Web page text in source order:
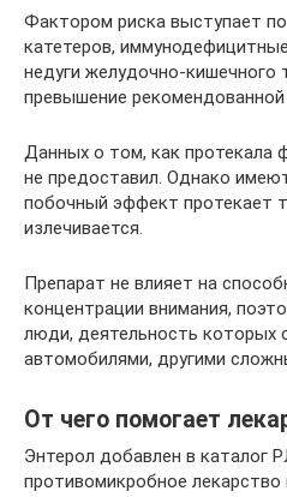
Фактором риска выступает
катетеров,
недуги желудочно-кишечного
превышение
Данных о том, как протекала
не предоставил. Однако
побочный эффект протекает
излечивается.
Препарат не влияет на
концентрации внимания,
люди, деятельность которых
автомобилями, другими
От чего помогает
Энтерол добавлен в каталог
противомикробное лекарство